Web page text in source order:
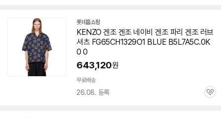
롯데홈쇼핑
KENZO 겐조 겐조 네이비 겐조 파리 겐조 러브
셔츠 FG65CH1329O1 BLUE B5L7A5C.0K
0 0
643,120원
무료배송
26.08. 등록
관